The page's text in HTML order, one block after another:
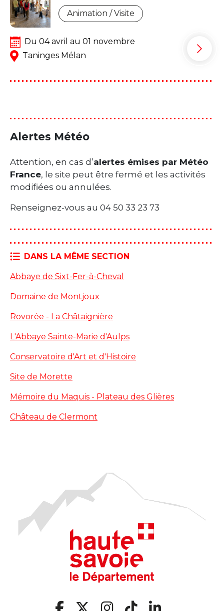
Animation / Visite
Du 04 avril au 01 novembre
Taninges Mélan
Alertes Météo
Attention, en cas d’alertes émises par Météo
France, le site peut être fermé et les activités
modifiées ou annulées.
Renseignez-vous au 04 50 33 23 73
DANS LA MÊME SECTION
Abbaye de Sixt-Fer-à-Cheval
Domaine de Montjoux
Rovorée - La Châtaignière
L'Abbaye Sainte-Marie d'Aulps
Conservatoire d'Art et d'Histoire
Site de Morette
Mémoire du Maquis - Plateau des Glières
Château de Clermont